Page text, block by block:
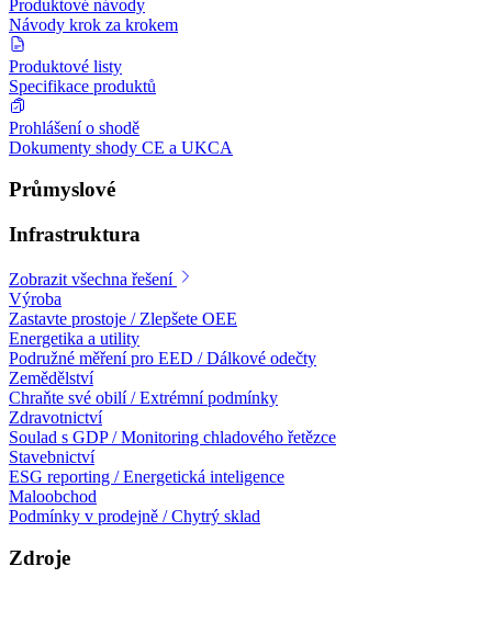
Produktové návody
Návody krok za krokem
Produktové listy
Specifikace produktů
Prohlášení o shodě
Dokumenty shody CE a UKCA
Průmyslové
Infrastruktura
Zobrazit všechna řešení
Výroba
Zastavte prostoje / Zlepšete OEE
Energetika a utility
Podružné měření pro EED / Dálkové odečty
Zemědělství
Chraňte své obilí / Extrémní podmínky
Zdravotnictví
Soulad s GDP / Monitoring chladového řetězce
Stavebnictví
ESG reporting / Energetická inteligence
Maloobchod
Podmínky v prodejně / Chytrý sklad
Zdroje